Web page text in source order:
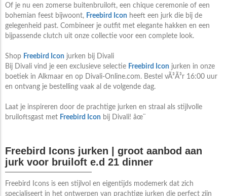
Of je nu een zomerse buitenbruiloft, een chique ceremonie of een
bohemian feest bijwoont, Freebird Icon heeft een jurk die bij de
gelegenheid past. Combineer je outfit met elegante hakken en een
bijpassende clutch uit onze collectie voor een complete look.
Shop Freebird Icon jurken bij Divali
Bij Divali vind je een exclusieve selectie Freebird Icon jurken in onze
boetiek in Alkmaar en op Divali-Online.com. Bestel vÃ³Ã³r 16:00 uur
en ontvang je bestelling vaak al de volgende dag.
Laat je inspireren door de prachtige jurken en straal als stijlvolle
bruiloftsgast met Freebird Icon bij Divali! âœ¨
Freebird Icons jurken | groot aanbod aan
jurk voor bruiloft e.d 21 dinner
Freebird Icons is een stijlvol en eigentijds modemerk dat zich
specialiseert in het ontwerpen van prachtige jurken die perfect zijn